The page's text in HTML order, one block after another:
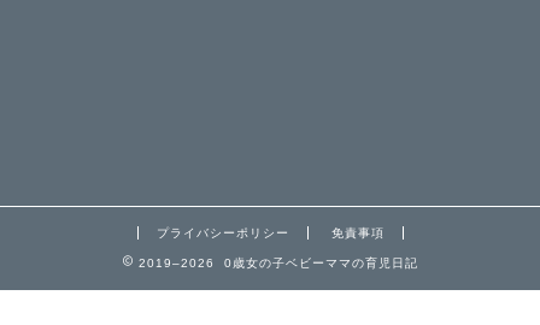
プライバシーポリシー 免責事項
2019–2026 0歳女の子ベビーママの育児日記